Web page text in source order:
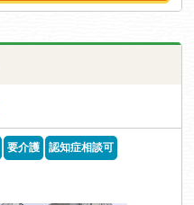
要介護 認知症相談可